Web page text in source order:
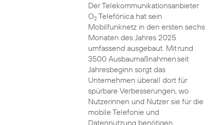
Der Telekommunikationsanbieter
O2Telefónica hat sein
Mobilfunknetz in den ersten sechs
Monaten des Jahres 2025
umfassend ausgebaut. Mit rund
3500 Ausbaumaßnahmen seit
Jahresbeginn sorgt das
Unternehmen überall dort für
spürbare Verbesserungen, wo
Nutzerinnen und Nutzer sie für die
mobile Telefonie und
Datennutzung benötigen.